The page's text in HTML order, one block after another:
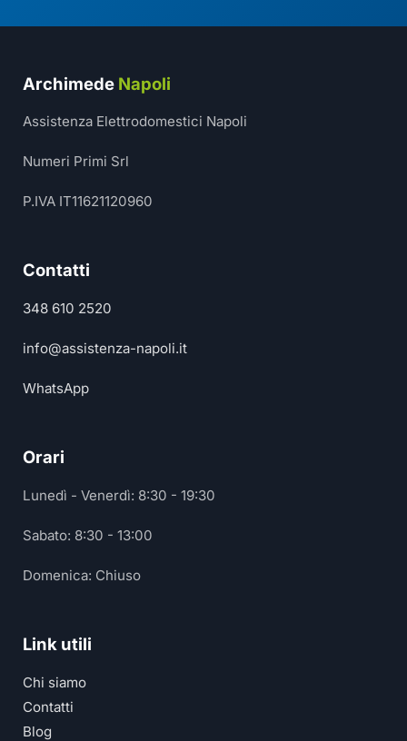
Archimede Napoli
Assistenza Elettrodomestici Napoli
Numeri Primi Srl
P.IVA IT11621120960
Contatti
348 610 2520
info@assistenza-napoli.it
WhatsApp
Orari
Lunedì - Venerdì: 8:30 - 19:30
Sabato: 8:30 - 13:00
Domenica: Chiuso
Link utili
Chi siamo
Contatti
Blog